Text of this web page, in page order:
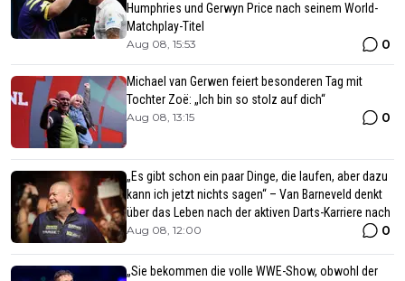
Humphries und Gerwyn Price nach seinem World-
Matchplay-Titel
Aug 08, 15:53 0
Michael van Gerwen feiert besonderen Tag mit
Tochter Zoë: „Ich bin so stolz auf dich“
Aug 08, 13:15 0
„Es gibt schon ein paar Dinge, die laufen, aber dazu
kann ich jetzt nichts sagen“ – Van Barneveld denkt
über das Leben nach der aktiven Darts-Karriere nach
Aug 08, 12:00 0
„Sie bekommen die volle WWE-Show, obwohl der